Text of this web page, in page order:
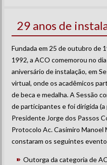
29 anos de
Fundada em 25 de outubro de
1992, a ACO comemorou no
aniversário de instalação, em
virtual, onde os acadêmicos
de beca e medalha. A Sessão
de participantes e foi dirigida
Presidente Jorge dos Passos
Protocolo Ac. Casimiro Manoel
constaram os seguintes
Outorga da categoria de